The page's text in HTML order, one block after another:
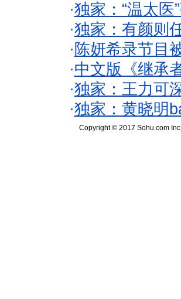
·独家：“温太
·独家：有颜则
· 陈妍希录节目
·中文版《继承
·独家：王力可
·独家：黄晓明
Copyright © 2017 Sohu.com